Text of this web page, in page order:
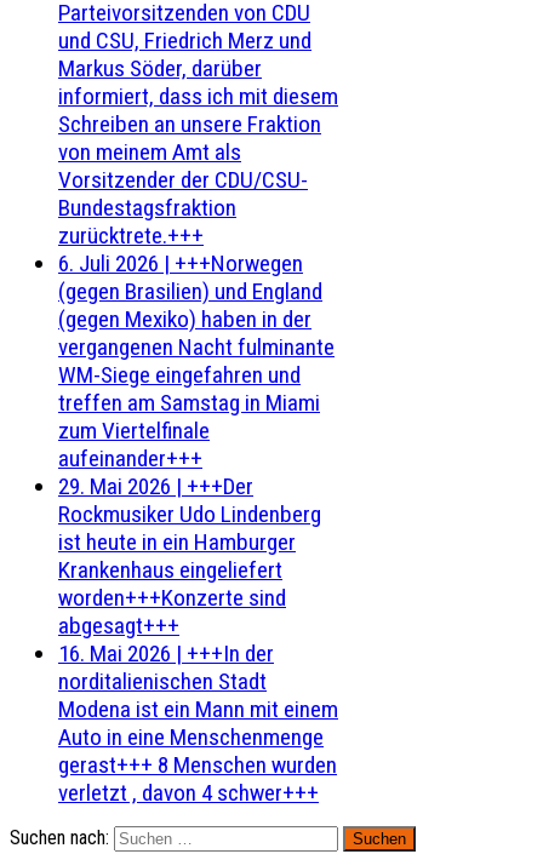
Parteivorsitzenden von CDU
und CSU, Friedrich Merz und
Markus Söder, darüber
informiert, dass ich mit diesem
Schreiben an unsere Fraktion
von meinem Amt als
Vorsitzender der CDU/CSU-
Bundestagsfraktion
zurücktrete.+++
6. Juli 2026 | +++Norwegen
(gegen Brasilien) und England
(gegen Mexiko) haben in der
vergangenen Nacht fulminante
WM-Siege eingefahren und
treffen am Samstag in Miami
zum Viertelfinale
aufeinander+++
29. Mai 2026 | +++Der
Rockmusiker Udo Lindenberg
ist heute in ein Hamburger
Krankenhaus eingeliefert
worden+++Konzerte sind
abgesagt+++
16. Mai 2026 | +++In der
norditalienischen Stadt
Modena ist ein Mann mit einem
Auto in eine Menschenmenge
gerast+++ 8 Menschen wurden
verletzt , davon 4 schwer+++
Suchen nach: